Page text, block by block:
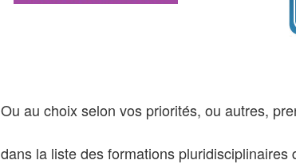
Ou au choix selon vos priorités, ou autres,
dans la liste des formations